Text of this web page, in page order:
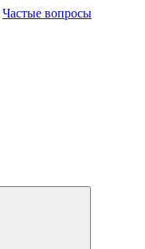
Частые вопросы